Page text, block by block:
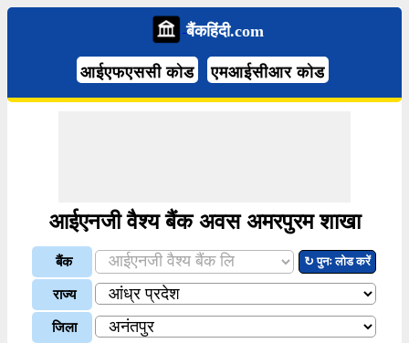
बैंकहिंदी.com
आईएफएससी कोड एमआईसीआर कोड
आईएनजी वैश्य बैंक अवस अमरपुरम शाखा
बैंक ↻ पुनः लोड करें
राज्य
जिला